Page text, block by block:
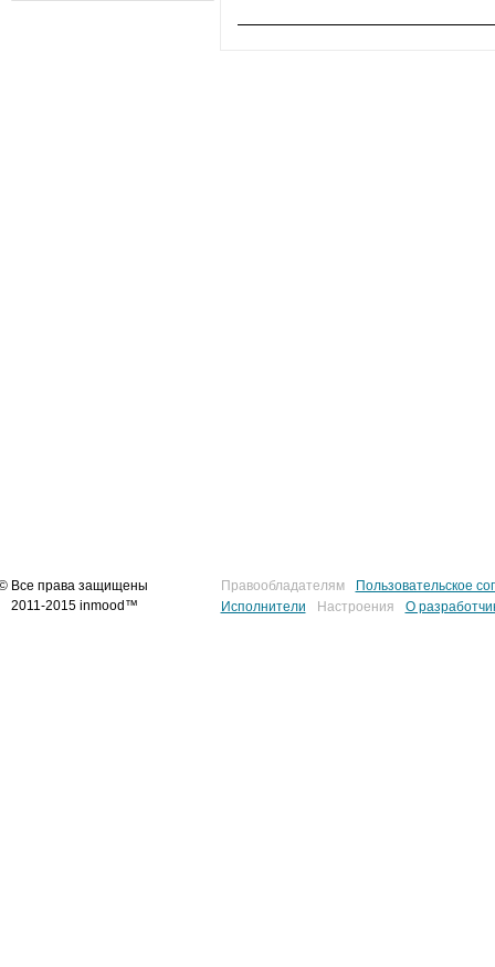
Все права защищены
2011-2015 inmood™
Правообладателям
Пользовательское
Исполнители
Настроения О